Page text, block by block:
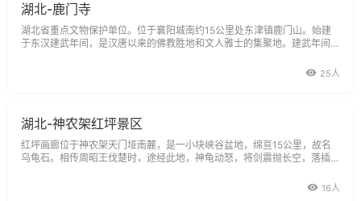
湖北-鹿门寺
湖北省重点文物保护单位。位于襄阳城南约15公里处东津镇鹿门山。始建
于东汉建武年间，是汉唐以来的佛教胜地和文人雅士的集聚地。建武年间襄
禅寺，唐复名鹿门寺。汉末名士庞德公、唐代大诗人孟浩然、皮日休皆栖隐
25人
湖北-神农架红坪景区
红坪画廊位于神农架天门垭南麓，是一小块峡谷盆地，绵亘15公里，故名
乌龟石。相传周昭王伐楚时，途经此地，神龟动怒，将剑震抛长空，落插岩
此，故得名乌龟石，后来此地建有红坪林场又改名红坪。红坪峡峡谷盆地两
16人